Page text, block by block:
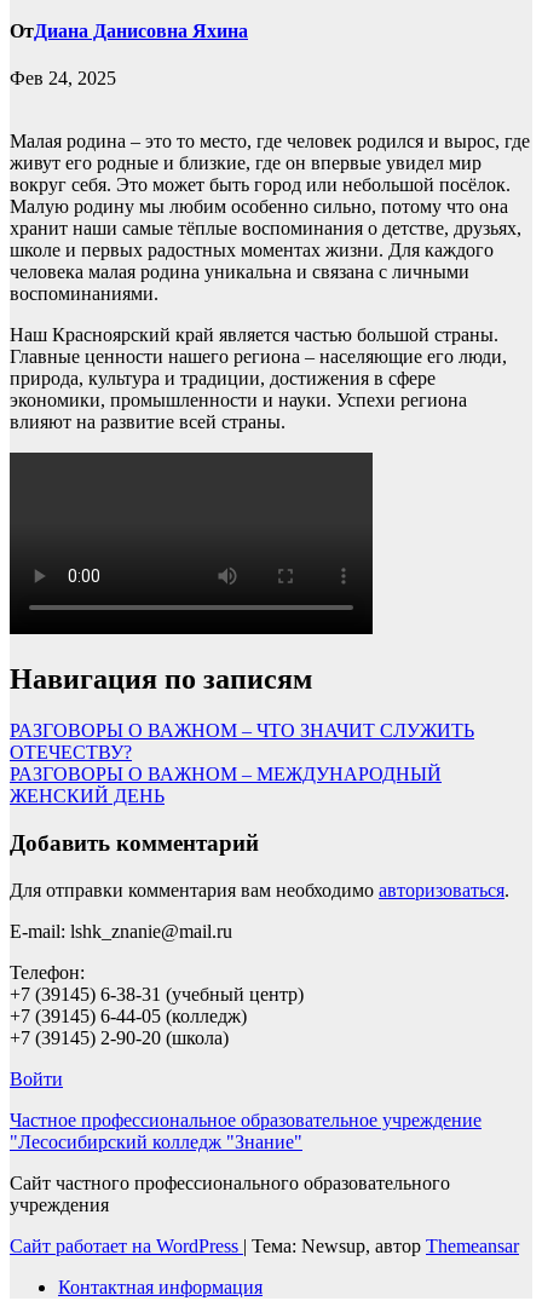
ОтДиана Данисовна Яхина
Фев 24, 2025
Малая родина – это то место, где человек родился и вырос, где
живут его родные и близкие, где он впервые увидел мир
вокруг себя. Это может быть город или небольшой посёлок.
Малую родину мы любим особенно сильно, потому что она
хранит наши самые тёплые воспоминания о детстве, друзьях,
школе и первых радостных моментах жизни. Для каждого
человека малая родина уникальна и связана с личными
воспоминаниями.
Наш Красноярский край является частью большой страны.
Главные ценности нашего региона – населяющие его люди,
природа, культура и традиции, достижения в сфере
экономики, промышленности и науки. Успехи региона
влияют на развитие всей страны.
Навигация по записям
РАЗГОВОРЫ О ВАЖНОМ – ЧТО ЗНАЧИТ СЛУЖИТЬ
ОТЕЧЕСТВУ?
РАЗГОВОРЫ О ВАЖНОМ – МЕЖДУНАРОДНЫЙ
ЖЕНСКИЙ ДЕНЬ
Добавить комментарий
Для отправки комментария вам необходимо авторизоваться.
E-mail: lshk_znanie@mail.ru
Телефон:
+7 (39145) 6-38-31 (учебный центр)
+7 (39145) 6-44-05 (колледж)
+7 (39145) 2-90-20 (школа)
Войти
Частное профессиональное образовательное учреждение
"Лесосибирский колледж "Знание"
Сайт частного профессионального образовательного
учреждения
Сайт работает на WordPress | Тема: Newsup, автор Themeansar
Контактная информация